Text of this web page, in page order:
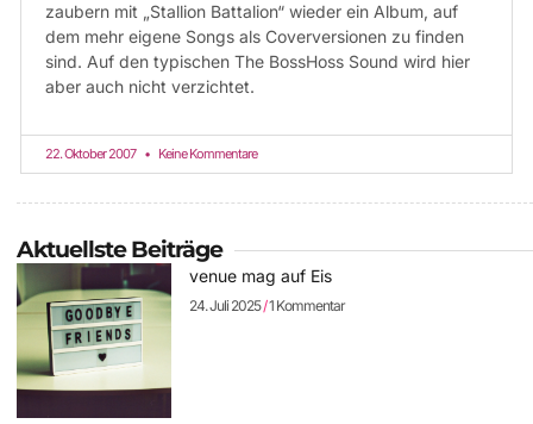
zaubern mit „Stallion Battalion“ wieder ein Album, auf
dem mehr eigene Songs als Coverversionen zu finden
sind. Auf den typischen The BossHoss Sound wird hier
aber auch nicht verzichtet.
22. Oktober 2007 Keine Kommentare
Aktuellste Beiträge
venue mag auf Eis
24. Juli 2025 1 Kommentar